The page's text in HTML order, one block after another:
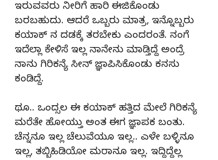
ಇರುವವರು ನೀರಿಗೆ ಹಾರಿ ಈಜಿಕೊಂಡು
ಬರಬಹುದು. ಆದರೆ ಒಬ್ಬರು ಮಾತ್ರ, ಇನ್ನೊಬ್ಬರು
ಕಯಾಕ್ ನ ದಡಕ್ಕೆ ತರಬೇಕು ಎಂದರಂತೆ. ನಂಗೆ
ಇದೆಲ್ಲಾ ಕೇಳಿಸೆ ಇಲ್ಲ ನಾನೇನು ಮಾಡ್ತಿದ್ದೆ ಅಂದ್ರೆ
ನಾನು ಗಿರಿಕನ್ಯೆ ಸೀನ್ ಜ್ಞಾಪಿಸಿಕೊಂಡು ಕನಸು
ಕಂಡಿದ್ದೆ.
ಥೂ.. ಒಂದ್ಸಲ ಈ ಕಯಾಕ್ ಹತ್ತಿದ ಮೇಲೆ ಗಿರಿಕನ್ಯೆ
ಮರೆತೇ ಹೋಯ್ತು ಅಂತ ಈಗ ಜ್ಞಾಪಕ ಬಂತು.
ಚೆನ್ನನೂ ಇಲ್ಲ ಚೆಲುವೆಯೂ ಇಲ್ಲ.. ಎಳೇ ಬಳ್ಳಿನೂ
ಇಲ್ಲ, ತಬ್ಬಿಹಿಡಿಯೋ ಮರಾನೂ ಇಲ್ಲ. ಇದ್ದಿದ್ದೆಲ್ಲ